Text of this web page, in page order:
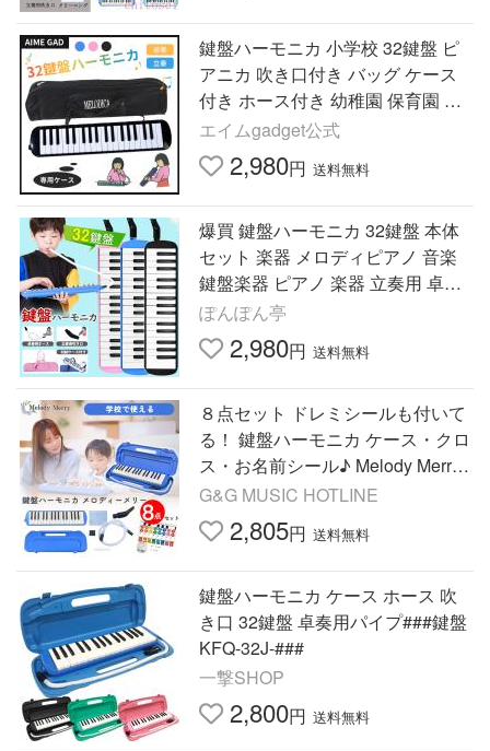
鍵盤ハーモニカ 小学校 32鍵盤 ピ
アニカ 吹き口付き バッグ ケース
付き ホース付き 幼稚園 保育園 初
心者 ピアノ 音楽
エイムgadget公式
2,980円 送料無料
爆買 鍵盤ハーモニカ 32鍵盤 本体
セット 楽器 メロディピアノ 音楽
鍵盤楽器 ピアノ 楽器 立奏用 卓奏
用 子ども 小学校 入学 学校 授業 プ
レゼント 品質保証
ぽんぽん亭
2,980円 送料無料
８点セット ドレミシールも付いて
る！ 鍵盤ハーモニカ ケース・クロ
ス・お名前シール♪ Melody Merry
MM-32 BLUE(ブルー 青) アルト32
鍵盤 小学校
G&G MUSIC HOTLINE
2,805円 送料無料
鍵盤ハーモニカ ケース ホース 吹
き口 32鍵盤 卓奏用パイプ###鍵盤
KFQ-32J-###
一撃SHOP
2,800円 送料無料